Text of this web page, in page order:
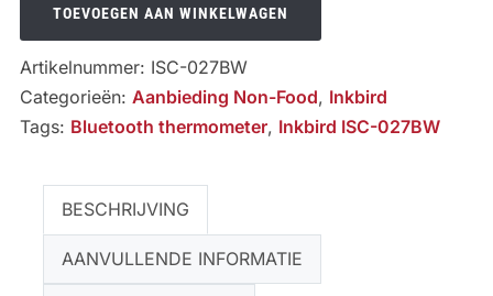
027BW
BBQ
Controller
aantal
TOEVOEGEN AAN WINKELWAGEN
Artikelnummer: ISC-027BW
Categorieën: Aanbieding Non-Food, Inkbird
Tags: Bluetooth thermometer, Inkbird ISC-027BW
BESCHRIJVING
AANVULLENDE INFORMATIE